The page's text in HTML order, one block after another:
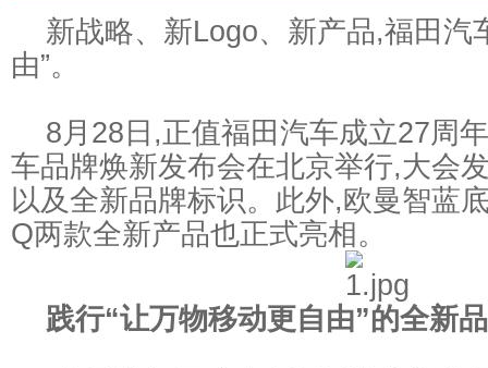
驾马车领跑商用车
量发展答卷
新战略、新Logo、新产品,福田汽
由”。
8月28日,正值福田汽车成立27周年
车品牌焕新发布会在北京举行,大会
以及全新品牌标识。此外,欧曼智蓝
Q两款全新产品也正式亮相。
践行“让万物移动更自由”的全新